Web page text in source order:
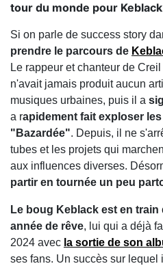
tour du monde pour
Si on parle de success story
prendre le parcours de
Le rappeur et chanteur de
n'avait jamais produit aucun
musiques urbaines, puis il a
a rapidement fait exploser
"Bazardée". Depuis, il ne
tubes et les projets qui
aux influences diverses.
partir en tournée un peu
Le boug Keblack est en
année de rêve, lui qui a déjà
2024 avec la sortie de son
ses fans. Un succès sur lequel